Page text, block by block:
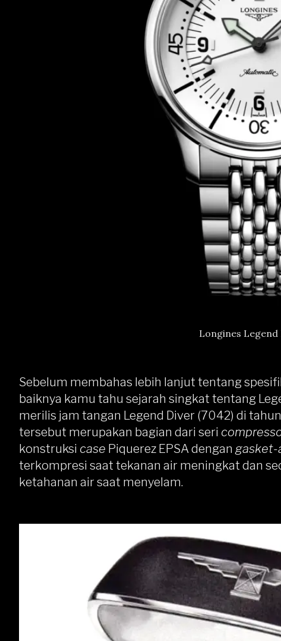
Longines
Sebelum membahas lebih lanjut tentang
baiknya kamu tahu sejarah singkat tentang
merilis jam tangan Legend Diver (7042) di
tersebut merupakan bagian dari seri
konstruksi case Piquerez EPSA dengan gasket-
terkompresi saat tekanan air meningkat dan
ketahanan air saat menyelam.